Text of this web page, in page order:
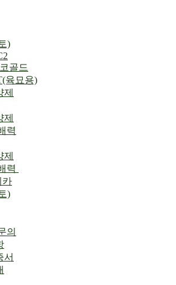
)
골드
육묘용)
제
제
력
제
력
카
)
의
서